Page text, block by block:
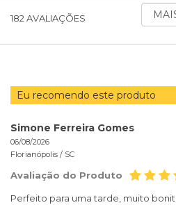
182 AVALIAÇÕES
Eu recomendo este produto
Simone Ferreira Gomes
06/08/2026
Florianópolis / SC
Avaliação do Produto
Perfeito para uma tarde, muito